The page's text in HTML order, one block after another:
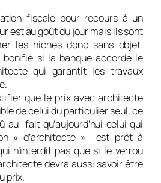
fiscale pour recours à un
est au goût du jour mais ils sont
les niches donc sans objet.
bonifié si la banque accorde le
qui garantit les travaux
que le prix avec architecte
de celui du particulier seul, ce
au fait qu’aujourd’hui celui qui
« d’architecte » est prêt à
n’interdit pas que si le verrou
devra aussi savoir être
prix.